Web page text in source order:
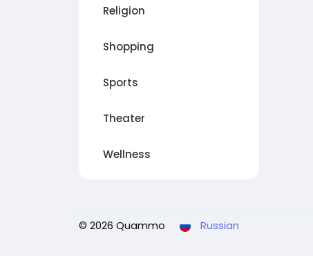
Religion
Shopping
Sports
Theater
Wellness
© 2026 Quammo Russian